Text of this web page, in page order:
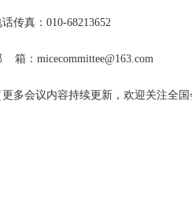
话传真：010-68213652
箱：micecommittee@163.com
更多会议内容持续更新，欢迎关注全